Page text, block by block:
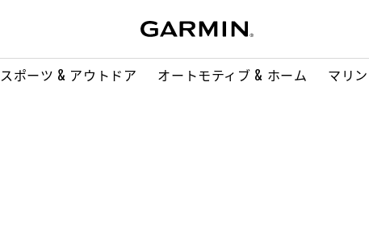
スポーツ & アウトドア オートモティブ & ホーム マリン